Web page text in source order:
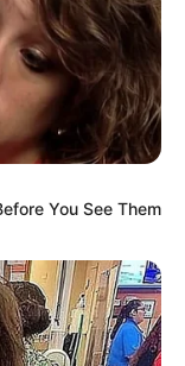
คราะห์กรรม
You See Them